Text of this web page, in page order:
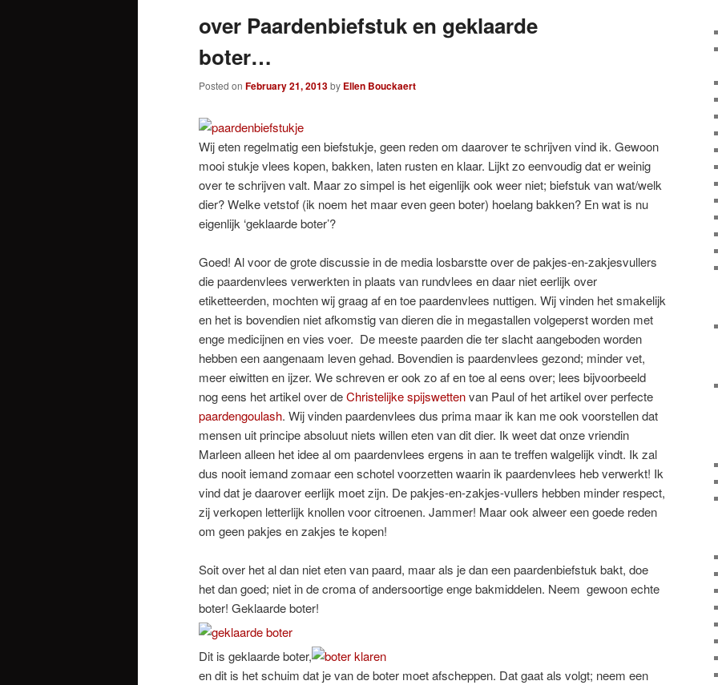
over Paardenbiefstuk en geklaarde
boter…
Posted on February 21, 2013by Ellen Bouckaert
Wij eten regelmatig een biefstukje, geen reden om daarover te schrijven vind ik. Gewoon
mooi stukje vlees kopen, bakken, laten rusten en klaar. Lijkt zo eenvoudig dat er weinig
over te schrijven valt. Maar zo simpel is het eigenlijk ook weer niet; biefstuk van wat/welk
dier? Welke vetstof (ik noem het maar even geen boter) hoelang bakken? En wat is nu
eigenlijk ‘geklaarde boter’?
Goed! Al voor de grote discussie in de media losbarstte over de pakjes-en-zakjesvullers
die paardenvlees verwerkten in plaats van rundvlees en daar niet eerlijk over
etiketteerden, mochten wij graag af en toe paardenvlees nuttigen. Wij vinden het smakelijk
en het is bovendien niet afkomstig van dieren die in megastallen volgeperst worden met
enge medicijnen en vies voer. De meeste paarden die ter slacht aangeboden worden
hebben een aangenaam leven gehad. Bovendien is paardenvlees gezond; minder vet,
meer eiwitten en ijzer. We schreven er ook zo af en toe al eens over; lees bijvoorbeeld
nog eens het artikel over deChristelijke spijswettenvan Paul of het artikel over perfecte
paardengoulash. Wij vinden paardenvlees dus prima maar ik kan me ook voorstellen dat
mensen uit principe absoluut niets willen eten van dit dier. Ik weet dat onze vriendin
Marleen alleen het idee al om paardenvlees ergens in aan te treffen walgelijk vindt. Ik zal
dus nooit iemand zomaar een schotel voorzetten waarin ik paardenvlees heb verwerkt! Ik
vind dat je daarover eerlijk moet zijn. De pakjes-en-zakjes-vullers hebben minder respect,
zij verkopen letterlijk knollen voor citroenen. Jammer! Maar ook alweer een goede reden
om geen pakjes en zakjes te kopen!
Soit over het al dan niet eten van paard, maar als je dan een paardenbiefstuk bakt, doe
het dan goed; niet in de croma of andersoortige enge bakmiddelen. Neem gewoon echte
boter! Geklaarde boter!
Dit is geklaarde boter,
en dit is het schuim dat je van de boter moet afscheppen. Dat gaat als volgt; neem een